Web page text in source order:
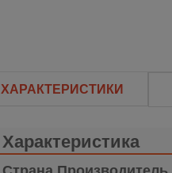
ХАРАКТЕРИСТИКИ
Характеристика